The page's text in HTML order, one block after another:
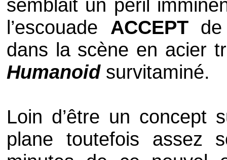
semblait un péril
l’escouade ACCEPTde
dans la scène en acier
Humanoidsurvitaminé.
Loin d’être un concept
plane toutefois assez